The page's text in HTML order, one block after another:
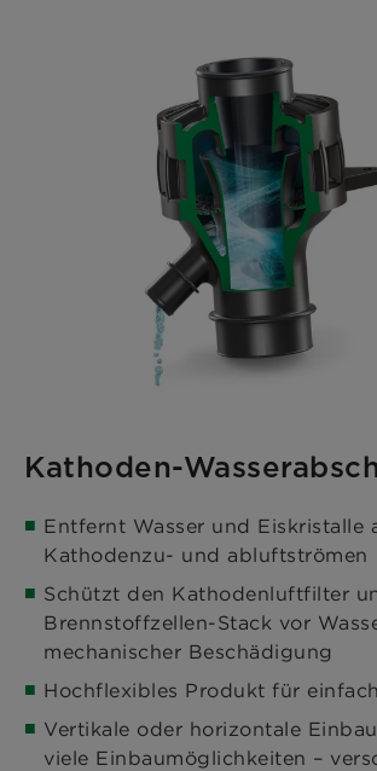
Kathoden-
Entfernt Wasser und Eiskristalle
Kathodenzu- und abluftströmen
Schützt den Kathodenluftfilter
Brennstoffzellen-Stack vor
mechanischer Beschädigung
Hochflexibles Produkt für
Vertikale oder horizontale
viele Einbaumöglichkeiten –